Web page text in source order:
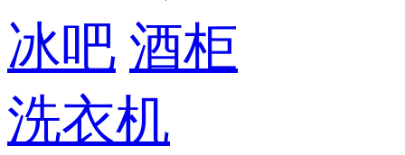
冰吧 酒柜
洗衣机